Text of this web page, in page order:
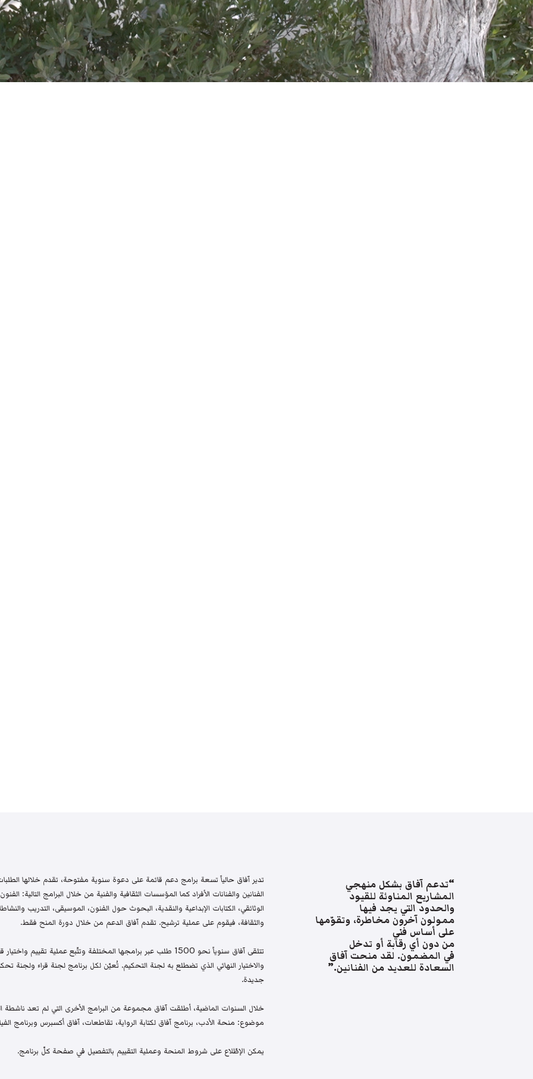
“تدعم آفاق بشكل منهجي
المشاريع المناوئة للقيود
والحدود التي يجد فيها
ممولون آخرون مخاطرة، وتقوّمها
على أساس فني
من دون أي رقابة أو تدخل
في المضمون. لقد منحت آفاق
السعادة للعديد من الفنانين.”
تدير آفاق حالياً تسعة برامج دعم قائمة على دعوة سنوية مفتوحة، تقدم خلالها
الفنانين والفنانات الأفراد كما المؤسسات الثقافية والفنية من خلال البرامج التالية:
الوثائقي، الكتابات الإبداعية والنقدية، البحوث حول الفنون، الموسيقى، التدريب
والثقافة، فيقوم على عملية ترشيح. تقدم آفاق الدعم من خلال دورة المنح فقط.
تتلقى آفاق سنوياً نحو 1500 طلب عبر برامجها المختلفة وتتّبع عملية
والاختيار النهائي الذي تضطلع به لجنة التحكيم. تُعيّن لكل برنامج لجنة قراء
جديدة.
خلال السنوات الماضية، أطلقت آفاق مجموعة من البرامج الأخرى التي لم تعد ناشطة
موضوع: منحة الأدب، برنامج آفاق لكتابة الرواية، تقاطعات، آفاق أكسبرس وبرنامج
يمكن الإطّلاع على شروط المنحة وعملية التقييم بالتفصيل في صفحة كلّ برنامج.